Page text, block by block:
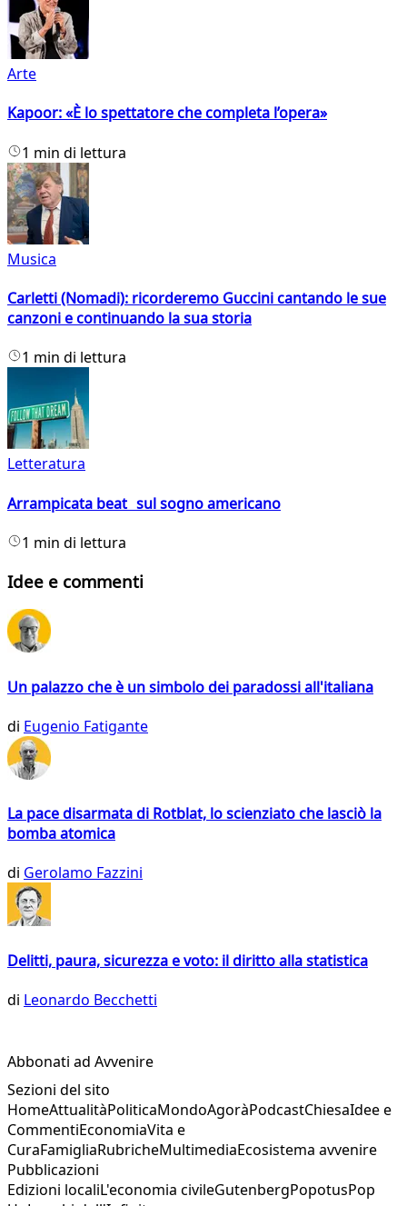
Arte
Kapoor: «È lo spettatore che completa l’opera»
1 min di lettura
Musica
Carletti (Nomadi): ricorderemo Guccini cantando le sue
canzoni e continuando la sua storia
1 min di lettura
Letteratura
Arrampicata beat sul sogno americano
1 min di lettura
Idee e commenti
Un palazzo che è un simbolo dei paradossi all'italiana
di Eugenio Fatigante
La pace disarmata di Rotblat, lo scienziato che lasciò la
bomba atomica
di Gerolamo Fazzini
Delitti, paura, sicurezza e voto: il diritto alla statistica
di Leonardo Becchetti
Abbonati ad Avvenire
Sezioni del sito
HomeAttualitàPoliticaMondoAgoràPodcastChiesaIdee e
CommentiEconomiaVita e
CuraFamigliaRubricheMultimediaEcosistema avvenire
Pubblicazioni
Edizioni localiL'economia civileGutenbergPopotusPop